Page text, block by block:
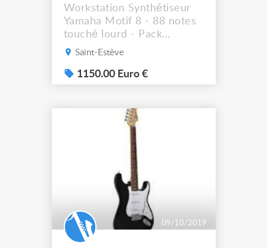
Workstation Synthétiseur
Yamaha Motif 8 - 88 notes
touché lourd - Pack
complet Clavier
stand de salon + carte
mémoire 64MB + pédale
Super état comme neuf ! Le
motif 8 est ce que Yamaha
appelle une workstation ISS
(integrated sampling
sequencer), c'...
Saint-Estève
1150.00 Euro €
09/10/2019